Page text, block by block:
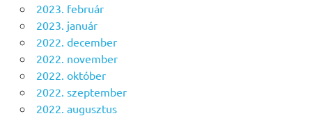
2023. február
2023. január
2022. december
2022. november
2022. október
2022. szeptember
2022. augusztus